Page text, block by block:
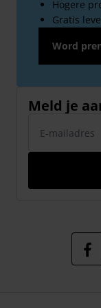
Hogere
Gratis
Word
Meld je